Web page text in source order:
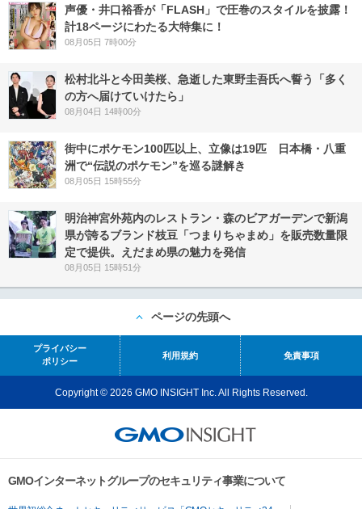
声優・井口裕香が「FLASH」で圧巻のスタイルを披露！
計18ページにわたる大特集に！
08月05日 7時00分
松村北斗と今田美桜、急逝した東野圭吾氏へ誓う「多く
の方へ届けていけたら」
08月04日 14時00分
街中にポケモン100匹以上、立像は19匹 日本橋・八重
洲で“伝説のポケモン”を巡る謎解き
08月05日 15時55分
明治神宮外苑内のレストラン・森のビアガーデンで新潟
県が誇るブランド枝豆「つまりちゃまめ」を販売数量限
定で提供。えだまめ県の魅力を発信
08月05日 15時51分
ページの先頭へ
プライバシー
ポリシー
利用規約 免責事項
Copyright © 2026 GMO INSIGHT Inc. All Rights Reserved.
GMOインターネットグループのセキュリティ事業について